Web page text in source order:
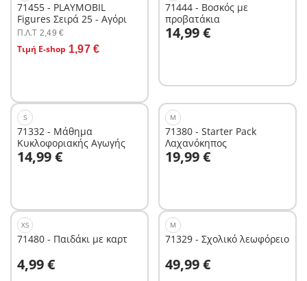
71455 - PLAYMOBIL
Figures Σειρά 25 - Αγόρι
Π.Λ.T 2,49 €
Τιμή E-shop 1,97 €
Στο καλάθι
71444 - Βοσκός με
προβατάκια
14,99 €
Στο καλάθι
S
71332 - Μάθημα
Κυκλοφοριακής Αγωγής
14,99 €
Στο καλάθι
M
71380 - Starter Pack
Λαχανόκηπος
19,99 €
Στο καλάθι
XS
71480 - Παιδάκι με καρτ
4,99 €
M
71329 - Σχολικό λεωφόρειο
49,99 €